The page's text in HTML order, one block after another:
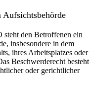
Aufsichts­behörde
den Betroffenen ein
insbesondere in dem
ihres Arbeitsplatzes oder
Beschwerderecht besteht
oder gerichtlicher